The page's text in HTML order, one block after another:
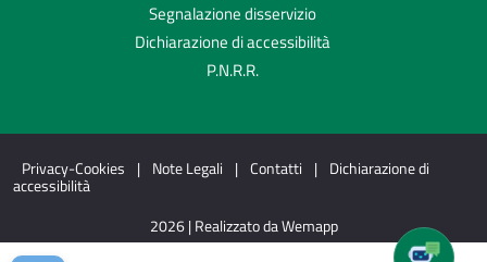
Segnalazione disservizio
Dichiarazione di accessibilità
P.N.R.R.
Privacy-Cookies | Note Legali | Contatti | Dichiarazione di
accessibilità
2026 | Realizzato da Wemapp